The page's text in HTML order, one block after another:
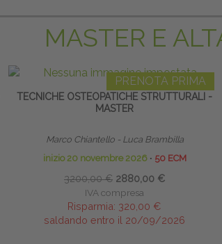
MASTER E
PRENOTA PRIMA
TECNICHE OSTEOPATICHE STRUTTURALI -
MASTER
Marco Chiantello - Luca Brambilla
inizio 20 novembre 2026 ∙ 50 ECM
3200,00 € 2880,00 €
IVA compresa
Risparmia: 320,00 €
saldando entro il 20/09/2026